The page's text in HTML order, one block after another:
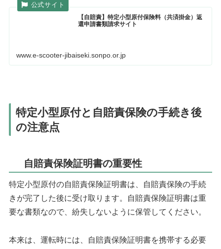
【自賠責】特定小型原付保険料（共済掛金）返
還申請書類請求サイト
www.e-scooter-jibaiseki.sonpo.or.jp
特定小型原付と自賠責保険の手続き後
の注意点
自賠責保険証明書の重要性
特定小型原付の自賠責保険証明書は、自賠責保険の手続
きが完了した後に受け取ります。自賠責保険証明書は重
要な書類なので、紛失しないように保管してください。
本来は、運転時には、自賠責保険証明書を携帯する必要